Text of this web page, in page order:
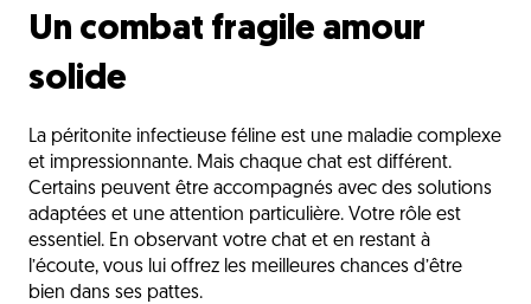
Un combat fragile amour
solide
La péritonite infectieuse féline est une maladie complexe
et impressionnante. Mais chaque chat est différent.
Certains peuvent être accompagnés avec des solutions
adaptées et une attention particulière. Votre rôle est
essentiel. En observant votre chat et en restant à
l’écoute, vous lui offrez les meilleures chances d’être
bien dans ses pattes.